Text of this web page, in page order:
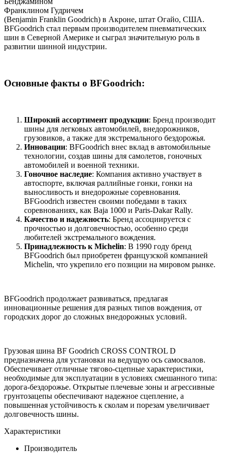
Франклином Гудричем
(Benjamin Franklin Goodrich) в Акроне, штат Огайо, США.
BFGoodrich стал первым производителем пневматических
шин в Северной Америке и сыграл значительную роль в
развитии шинной индустрии.
Основные факты о BFGoodrich:
Широкий ассортимент продукции: Бренд производит
шины для легковых автомобилей, внедорожников,
грузовиков, а также для экстремального бездорожья.
Инновации: BFGoodrich внес вклад в автомобильные
технологии, создав шины для самолетов, гоночных
автомобилей и военной техники.
Гоночное наследие: Компания активно участвует в
автоспорте, включая раллийные гонки, гонки на
выносливость и внедорожные соревнования.
BFGoodrich известен своими победами в таких
соревнованиях, как Baja 1000 и Paris-Dakar Rally.
Качество и надежность: Бренд ассоциируется с
прочностью и долговечностью, особенно среди
любителей экстремального вождения.
Принадлежность к Michelin: В 1990 году бренд
BFGoodrich был приобретен французской компанией
Michelin, что укрепило его позиции на мировом рынке.
BFGoodrich продолжает развиваться, предлагая
инновационные решения для разных типов вождения, от
городских дорог до сложных внедорожных условий.
Грузовая шина BF Goodrich CROSS CONTROL D
предназначена для установки на ведущую ось самосвалов.
Обеспечивает отличные тягово-сцепные характеристики,
необходимые для эксплуатации в условиях смешанного типа:
дорога-бездорожье. Открытые плечевые зоны и агрессивные
грунтозацепы обеспечивают надежное сцепление, а
повышенная устойчивость к сколам и порезам увеличивает
долговечность шины.
Характеристики
Производитель